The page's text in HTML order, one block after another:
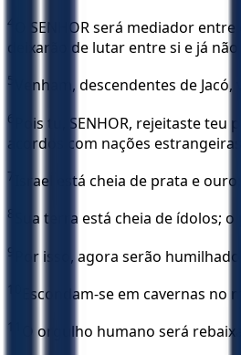
4
O SENHOR será mediador
deixarão de lutar entre si e já
5 Venham, descendentes de
6
Pois tu, SENHOR, rejeitaste
acordos com nações estrangeiras.
7 Israel está cheia de prata e
8 Sua terra está cheia de ídolos;
9 Por isso, agora serão
10 Escondam-se em cavernas
11 O orgulho humano será